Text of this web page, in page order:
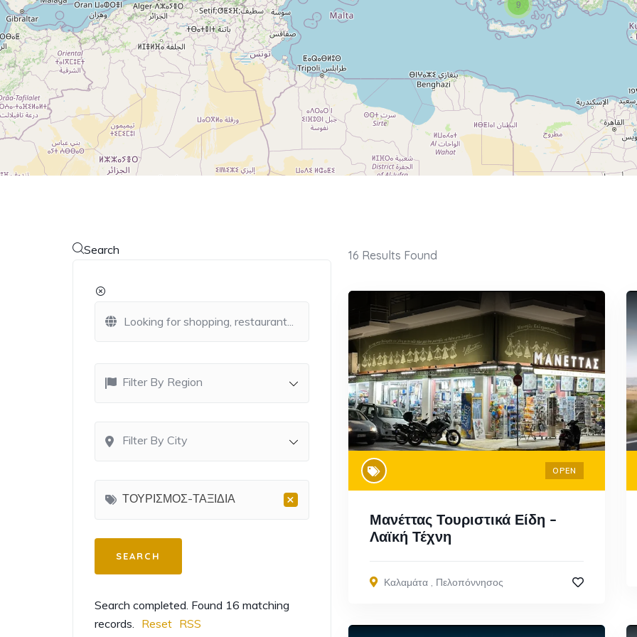
9
Search
Filter By Region
Filter By City
×
ΤΟΥΡΙΣΜΟΣ-ΤΑΞΙΔΙΑ
Search completed. Found 16 matching
records.
Reset RSS
16 Results Found
OPEN
Μανέττας Τουριστικά Είδη –
Λαϊκή Τέχνη
Καλαμάτα , Πελοπόννησος